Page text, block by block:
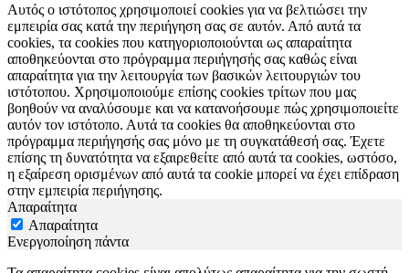
Αυτός ο ιστότοπος χρησιμοποιεί cookies για να βελτιώσει την
εμπειρία σας κατά την περιήγηση σας σε αυτόν. Από αυτά τα
cookies, τα cookies που κατηγοριοποιούνται ως απαραίτητα
αποθηκεύονται στο πρόγραμμα περιήγησής σας καθώς είναι
απαραίτητα για την λειτουργία των βασικών λειτουργιών του
ιστότοπου. Χρησιμοποιούμε επίσης cookies τρίτων που μας
βοηθούν να αναλύσουμε και να κατανοήσουμε πώς χρησιμοποιείτε
αυτόν τον ιστότοπο. Αυτά τα cookies θα αποθηκεύονται στο
πρόγραμμα περιήγησής σας μόνο με τη συγκατάθεσή σας. Έχετε
επίσης τη δυνατότητα να εξαιρεθείτε από αυτά τα cookies, ωστόσο,
η εξαίρεση ορισμένων από αυτά τα cookie μπορεί να έχει επίδραση
στην εμπειρία περιήγησης.
Απαραίτητα
Απαραίτητα
Ενεργοποίηση πάντα